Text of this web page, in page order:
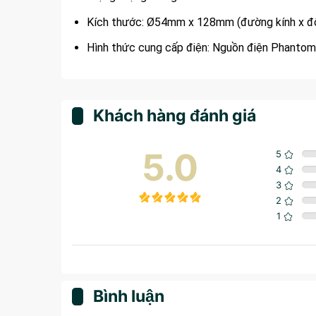
Kích thước: Ø54mm x 128mm (đường kính x
Hình thức cung cấp điện: Nguồn điện
Khách hàng đánh giá
5.0 5
4
3
2
1
Bình luận